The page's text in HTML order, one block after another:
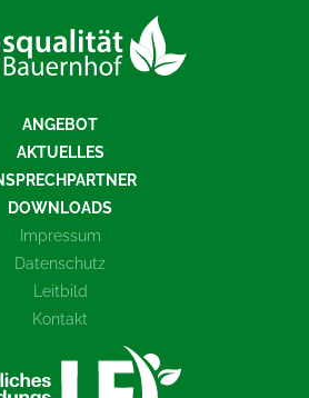
ANGEBOT
AKTUELLES
DOWNLOADS
Impressum
Datenschutz
Leitbild
Kontakt